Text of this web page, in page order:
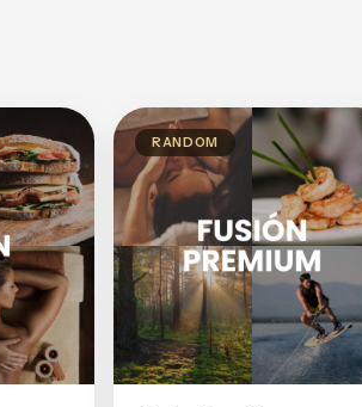
RANDOM